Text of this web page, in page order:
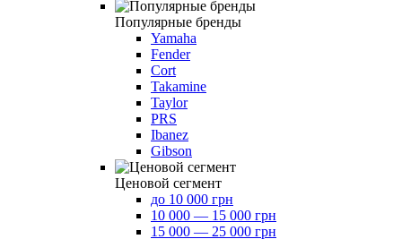
Популярные бренды
Yamaha
Fender
Cort
Takamine
Taylor
PRS
Ibanez
Gibson
Ценовой сегмент
до 10 000 грн
10 000 — 15 000 грн
15 000 — 25 000 грн